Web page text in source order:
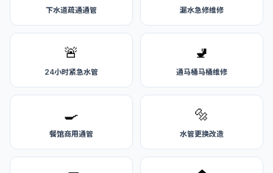
下水道疏通通管 漏水急修维修
🚨
24小时紧急水管
🚽
通马桶马桶维修
🍳
餐馆商用通管
🔩
水管更换改造